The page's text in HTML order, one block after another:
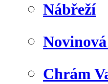
Nábřeží
Chrám